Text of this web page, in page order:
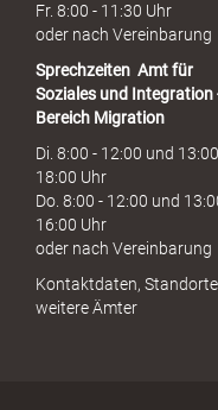
Fr. 8:00 - 11:30 Uhr
oder nach Vereinbarung
Sprechzeiten Amt für
Soziales und Integration
Bereich Migration
Di. 8:00 - 12:00 und
18:00 Uhr
Do. 8:00 - 12:00 und
16:00 Uhr
oder nach Vereinbarung
Kontaktdaten,
weitere Ämter